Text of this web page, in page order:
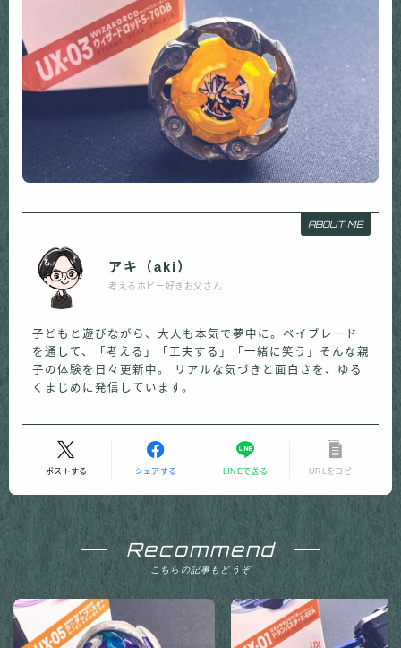
ABOUT ME
アキ（aki）
考えるホビー好きお父さん
子どもと遊びながら、大人も本気で夢中に。ベイブレード
を通して、「考える」「工夫する」「一緒に笑う」そんな親
子の体験を日々更新中。 リアルな気づきと面白さを、ゆる
くまじめに発信しています。
ポストする シェアする LINEで送る URLをコピー
Recommend
こちらの記事もどうぞ